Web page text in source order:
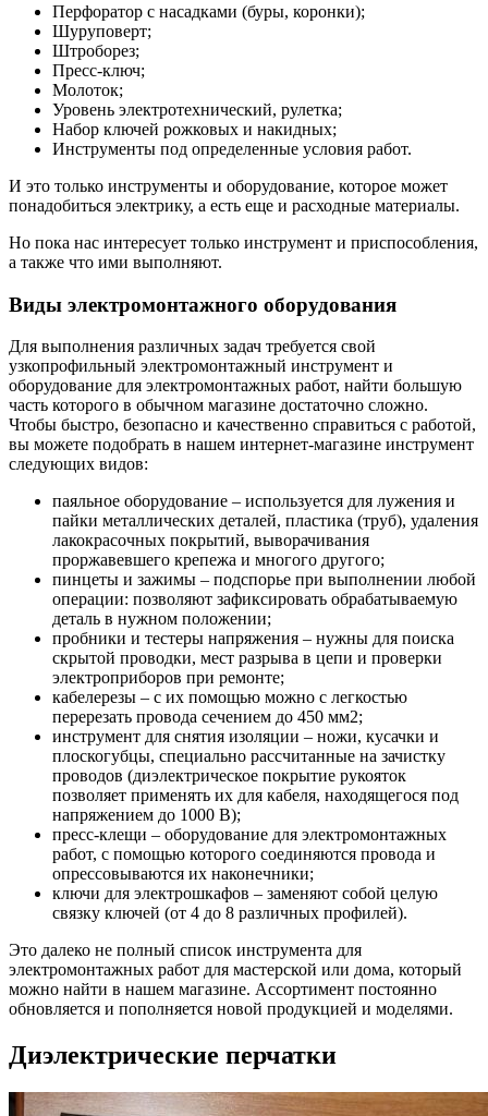
Перфоратор с насадками (буры, коронки);
Шуруповерт;
Штроборез;
Пресс-ключ;
Молоток;
Уровень электротехнический, рулетка;
Набор ключей рожковых и накидных;
Инструменты под определенные условия работ.
И это только инструменты и оборудование, которое может
понадобиться электрику, а есть еще и расходные материалы.
Но пока нас интересует только инструмент и приспособления,
а также что ими выполняют.
Виды электромонтажного оборудования
Для выполнения различных задач требуется свой
узкопрофильный электромонтажный инструмент и
оборудование для электромонтажных работ, найти большую
часть которого в обычном магазине достаточно сложно.
Чтобы быстро, безопасно и качественно справиться с работой,
вы можете подобрать в нашем интернет-магазине инструмент
следующих видов:
паяльное оборудование – используется для лужения и
пайки металлических деталей, пластика (труб), удаления
лакокрасочных покрытий, выворачивания
проржавевшего крепежа и многого другого;
пинцеты и зажимы – подспорье при выполнении любой
операции: позволяют зафиксировать обрабатываемую
деталь в нужном положении;
пробники и тестеры напряжения – нужны для поиска
скрытой проводки, мест разрыва в цепи и проверки
электроприборов при ремонте;
кабелерезы – с их помощью можно с легкостью
перерезать провода сечением до 450 мм2;
инструмент для снятия изоляции – ножи, кусачки и
плоскогубцы, специально рассчитанные на зачистку
проводов (диэлектрическое покрытие рукояток
позволяет применять их для кабеля, находящегося под
напряжением до 1000 В);
пресс-клещи – оборудование для электромонтажных
работ, с помощью которого соединяются провода и
опрессовываются их наконечники;
ключи для электрошкафов – заменяют собой целую
связку ключей (от 4 до 8 различных профилей).
Это далеко не полный список инструмента для
электромонтажных работ для мастерской или дома, который
можно найти в нашем магазине. Ассортимент постоянно
обновляется и пополняется новой продукцией и моделями.
Диэлектрические перчатки